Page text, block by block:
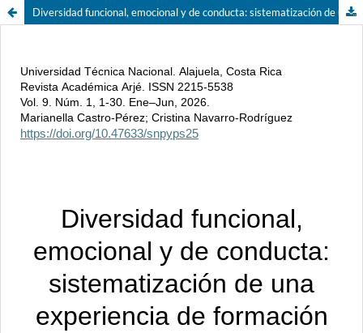
Diversidad funcional, emocional y de conducta: sistematización de una experiencia de formación continua a docentes